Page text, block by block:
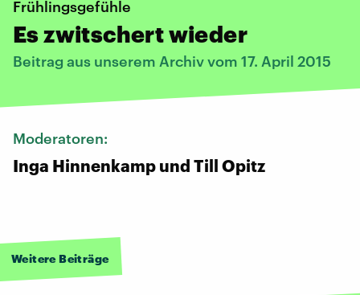
Frühlingsgefühle
Es zwitschert wieder
Beitrag aus unserem Archiv vom 17. April 2015
Moderatoren:
Inga Hinnenkamp und Till Opitz
Weitere Beiträge